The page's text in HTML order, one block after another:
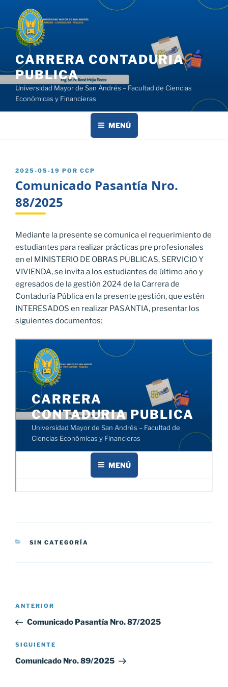
contenido
CARRERA CONTADURIA
PUBLICA
Universidad Mayor de San Andrés – Facultad de Ciencias
Económicas y Financieras
MENÚ
PUBLICADO
2025-05-19 POR CCP
Comunicado Pasantía Nro.
88/2025
Mediante la presente se comunica el requerimiento de
estudiantes para realizar prácticas pre profesionales
en el MINISTERIO DE OBRAS PUBLICAS, SERVICIO Y
VIVIENDA, se invita a los estudiantes de último año y
egresados de la gestión 2024 de la Carrera de
Contaduría Pública en la presente gestión, que estén
INTERESADOS en realizar PASANTIA, presentar los
siguientes documentos:
CATEGORÍAS
SIN CATEGORÍA
Navegación
entradas
Entrada
anterior:
ANTERIOR
Comunicado Pasantía Nro. 87/2025
Siguiente
entrada
SIGUIENTE
Comunicado Nro. 89/2025